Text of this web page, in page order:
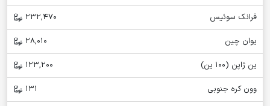
فرانک سوئیس
232,470
یوان چین
28,010
ین ژاپن (100 ین)
123,200
وون کره جنوبی
131